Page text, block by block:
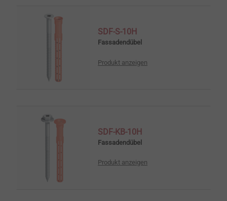
SDF-S-10H
Fassadendübel
Produkt anzeigen
SDF-KB-10H
Fassadendübel
Produkt anzeigen